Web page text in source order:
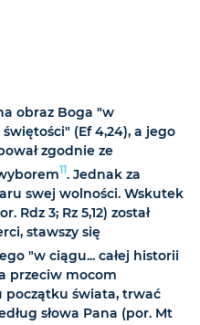
obraz Boga "w
(Ef 4,24), a jego
zgodnie ze
11. Jednak za
swej wolności. Wskutek
Rdz 3; Rz 5,12) został
stawszy się
"w ciągu... całej historii
przeciw mocom
początku świata, trwać
słowa Pana (por. Mt